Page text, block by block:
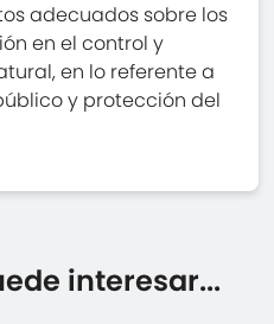
adecuados sobre los
en el control y
en lo referente a
y protección del
interesar...